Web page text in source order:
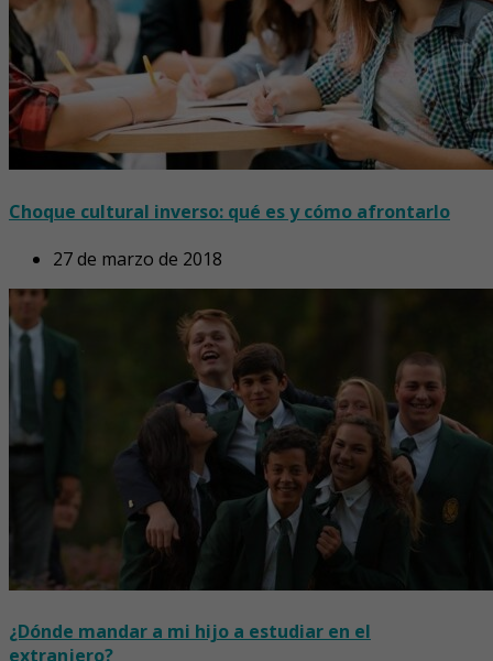
Choque cultural inverso: qué es y cómo afrontarlo
27 de marzo de 2018
¿Dónde mandar a mi hijo a estudiar en el
extranjero?